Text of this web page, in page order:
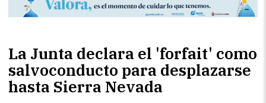
La Junta declara el 'forfait' como
salvoconducto para desplazarse
hasta Sierra Nevada